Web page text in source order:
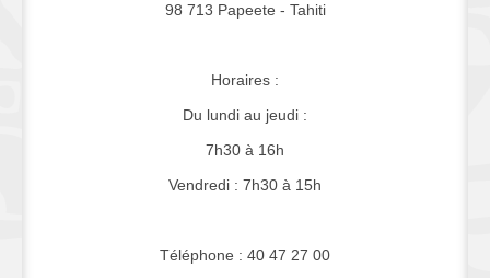
98 713 Papeete - Tahiti
Horaires :
Du lundi au jeudi :
7h30 à 16h
Vendredi : 7h30 à 15h
Téléphone : 40 47 27 00